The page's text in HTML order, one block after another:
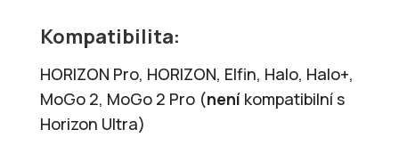
Kompatibilita:
HORIZON Pro, HORIZON, Elfin, Halo, Halo+,
MoGo 2, MoGo 2 Pro (neníkompatibilní s
Horizon Ultra)